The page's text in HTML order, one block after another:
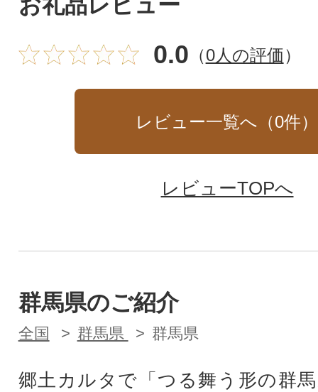
0.0 （0人の評価）
レビュー一覧へ（0件）
レビューTOPへ
群馬県のご紹介
全国 群馬県 群馬県
郷土カルタで「つる舞う形の群